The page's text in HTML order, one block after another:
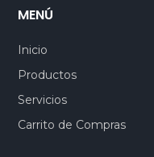
MENÚ
Inicio
Productos
Servicios
Carrito de Compras